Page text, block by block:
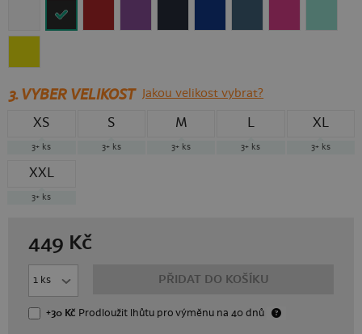
3.VYBER VELIKOST Jakou velikost vybrat?
XS
3+ ks
S
3+ ks
M
3+ ks
L
3+ ks
XL
3+ ks
XXL
3+ ks
449 Kč
PŘIDAT DO KOŠÍKU
+30 Kč Prodloužit lhůtupro výměnu na 40 dnů